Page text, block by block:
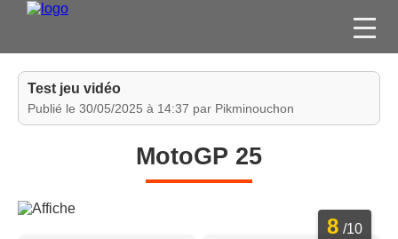
FILMS
JEUX VIDÉO
Test jeu vidéo
Publié le 30/05/2025 à 14:37 par Pikminouchon
MotoGP 25
8 /10